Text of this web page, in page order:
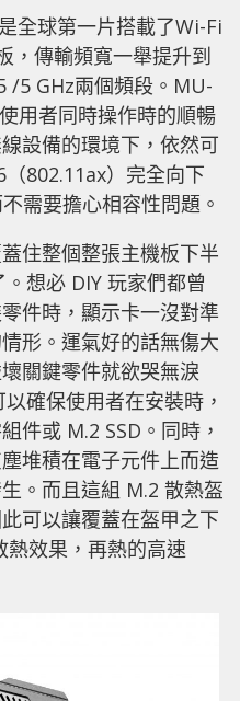
全球第一片搭載了Wi-Fi
，傳輸頻寬一舉提升到
/5 GHz兩個頻段。MU-
用者同時操作時的順暢
設備的環境下，依然可
802.11ax）完全向下
需要擔心相容性問題。
住整個整張主機板下半
想必 DIY 玩家們都曾
件時，顯示卡一沒對準
形。運氣好的話無傷大
關鍵零件就欲哭無淚
確保使用者在安裝時，
件或 M.2 SSD。同時，
堆積在電子元件上而造
。而且這組 M.2 散熱盔
可以讓覆蓋在盔甲之下
熱效果，再熱的高速